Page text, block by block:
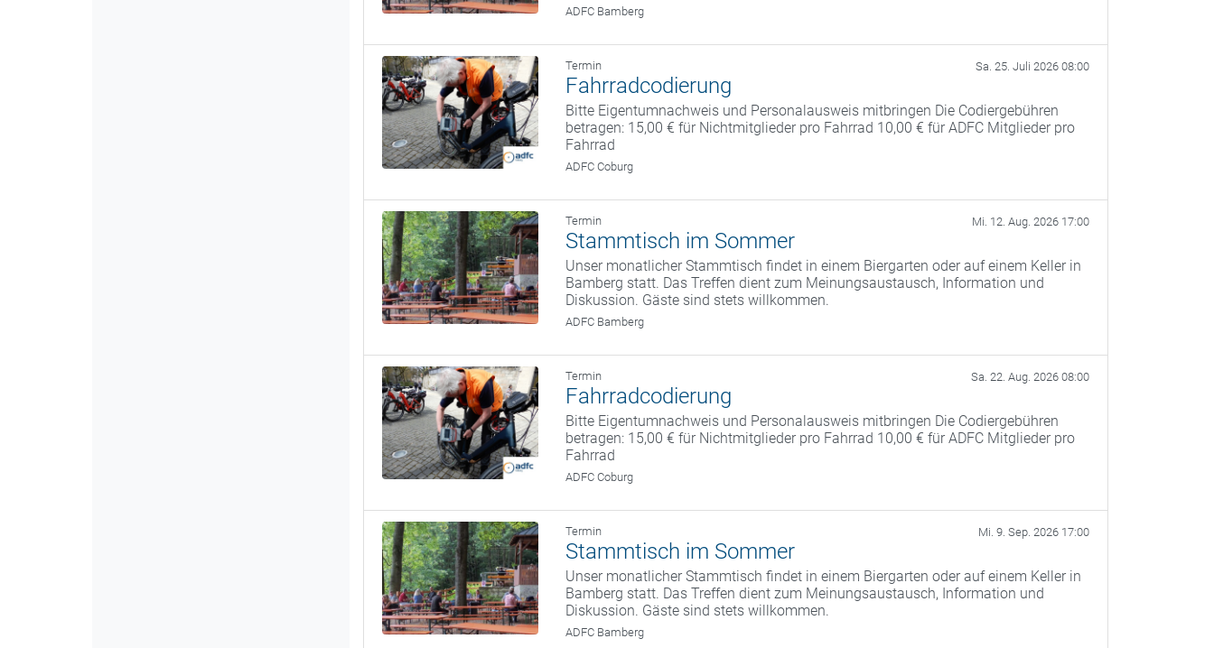
ADFC Bamberg
Termin Sa. 25. Juli 2026 08:00
Fahrradcodierung
Bitte Eigentumnachweis und Personalausweis mitbringen Die Codiergebühren
betragen: 15,00 € für Nichtmitglieder pro Fahrrad 10,00 € für ADFC Mitglieder pro
Fahrrad
ADFC Coburg
Termin Mi. 12. Aug. 2026 17:00
Stammtisch im Sommer
Unser monatlicher Stammtisch findet in einem Biergarten oder auf einem Keller in
Bamberg statt. Das Treffen dient zum Meinungsaustausch, Information und
Diskussion. Gäste sind stets willkommen.
ADFC Bamberg
Termin Sa. 22. Aug. 2026 08:00
Fahrradcodierung
Bitte Eigentumnachweis und Personalausweis mitbringen Die Codiergebühren
betragen: 15,00 € für Nichtmitglieder pro Fahrrad 10,00 € für ADFC Mitglieder pro
Fahrrad
ADFC Coburg
Termin Mi. 9. Sep. 2026 17:00
Stammtisch im Sommer
Unser monatlicher Stammtisch findet in einem Biergarten oder auf einem Keller in
Bamberg statt. Das Treffen dient zum Meinungsaustausch, Information und
Diskussion. Gäste sind stets willkommen.
ADFC Bamberg